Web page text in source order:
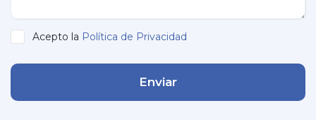
Acepto la Política de Privacidad
Enviar